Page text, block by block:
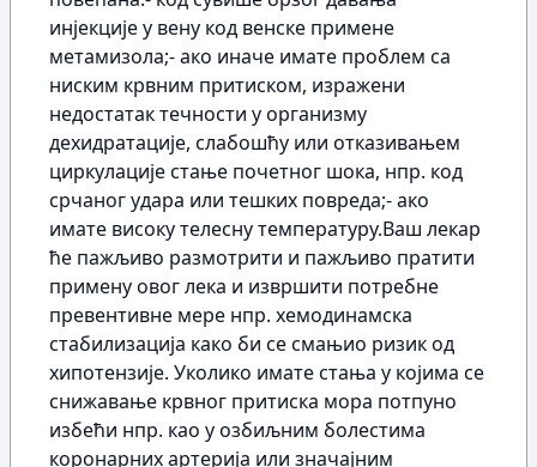
инјекције у вену код венске примене
метамизола;- ако иначе имате проблем са
ниским крвним притиском, изражени
недостатак течности у организму
дехидратације, слабошћу или отказивањем
циркулације стање почетног шока, нпр. код
срчаног удара или тешких повреда;- ако
имате високу телесну температуру.Ваш лекар
ће пажљиво размотрити и пажљиво пратити
примену овог лека и извршити потребне
превентивне мере нпр. хемодинамска
стабилизација како би се смањио ризик од
хипотензије. Уколико имате стања у којима се
снижавање крвног притиска мора потпуно
избећи нпр. као у озбиљним болестима
коронарних артерија или значајним